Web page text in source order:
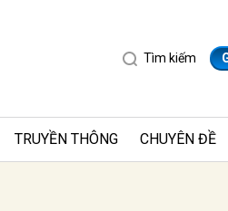
Tìm kiếm
TRUYỀN THÔNG CHUYÊN ĐỀ